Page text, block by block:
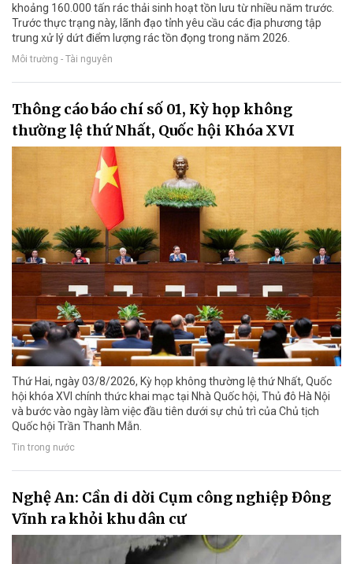
khoảng 160.000 tấn rác thải sinh hoạt tồn lưu từ nhiều năm trước.
Trước thực trạng này, lãnh đạo tỉnh yêu cầu các địa phương tập
trung xử lý dứt điểm lượng rác tồn đọng trong năm 2026.
Môi trường - Tài nguyên
Thông cáo báo chí số 01, Kỳ họp không
thường lệ thứ Nhất, Quốc hội Khóa XVI
Thứ Hai, ngày 03/8/2026, Kỳ họp không thường lệ thứ Nhất, Quốc
hội khóa XVI chính thức khai mạc tại Nhà Quốc hội, Thủ đô Hà Nội
và bước vào ngày làm việc đầu tiên dưới sự chủ trì của Chủ tịch
Quốc hội Trần Thanh Mẫn.
Tin trong nước
Nghệ An: Cần di dời Cụm công nghiệp Đông
Vĩnh ra khỏi khu dân cư